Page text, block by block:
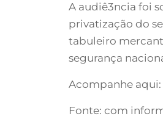
A audiê3ncia foi
privatização do
tabuleiro
segurança
Acompanhe aqui:
Fonte: com